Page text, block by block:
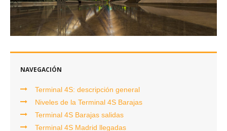
NAVEGACIÓN
Terminal 4S: descripción general
Niveles de la Terminal 4S Barajas
Terminal 4S Barajas salidas
Terminal 4S Madrid llegadas